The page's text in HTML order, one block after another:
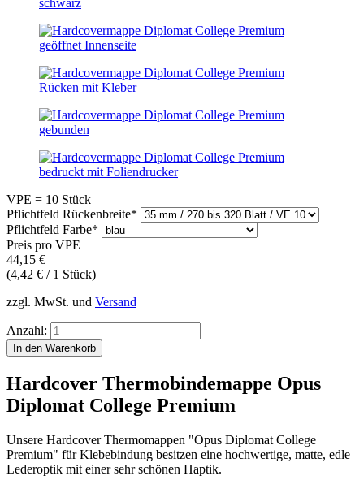
VPE = 10 Stück
Pflichtfeld Rückenbreite*
Pflichtfeld Farbe*
Preis pro VPE
44,15 €
(4,42 € / 1 Stück)
zzgl. MwSt. und Versand
Anzahl:
Hardcover Thermobindemappe Opus
Diplomat College Premium
Unsere Hardcover Thermomappen "Opus Diplomat College
Premium" für Klebebindung besitzen eine hochwertige, matte, edle
Lederoptik mit einer sehr schönen Haptik.